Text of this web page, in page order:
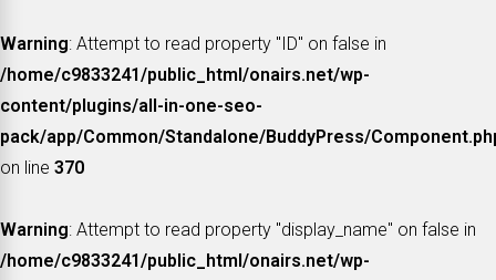
Warning: Attempt to read property "ID" on false in
/home/c9833241/public_html/onairs.net/wp-
content/plugins/all-in-one-seo-
pack/app/Common/Standalone/BuddyPress/
on line 370
Warning: Attempt to read property "display_name" on false in
/home/c9833241/public_html/onairs.net/wp-